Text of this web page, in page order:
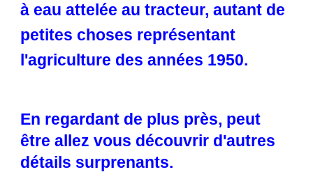
à eau attelée au tracteur, autant de
petites choses représentant
l'agriculture des années 1950.
En regardant de plus près, peut
être allez vous découvrir d'autres
détails surprenants.